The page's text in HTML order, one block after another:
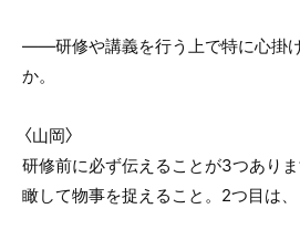
――研修や講義を行う上で特に心掛
か。
〈山岡〉
研修前に必ず伝えることが3つあり
瞰して物事を捉えること。2つ目は、